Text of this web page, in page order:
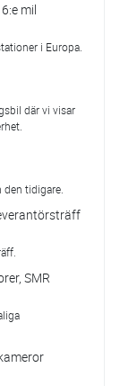
mil
i Europa.
där vi visar
tidigare.
SMR